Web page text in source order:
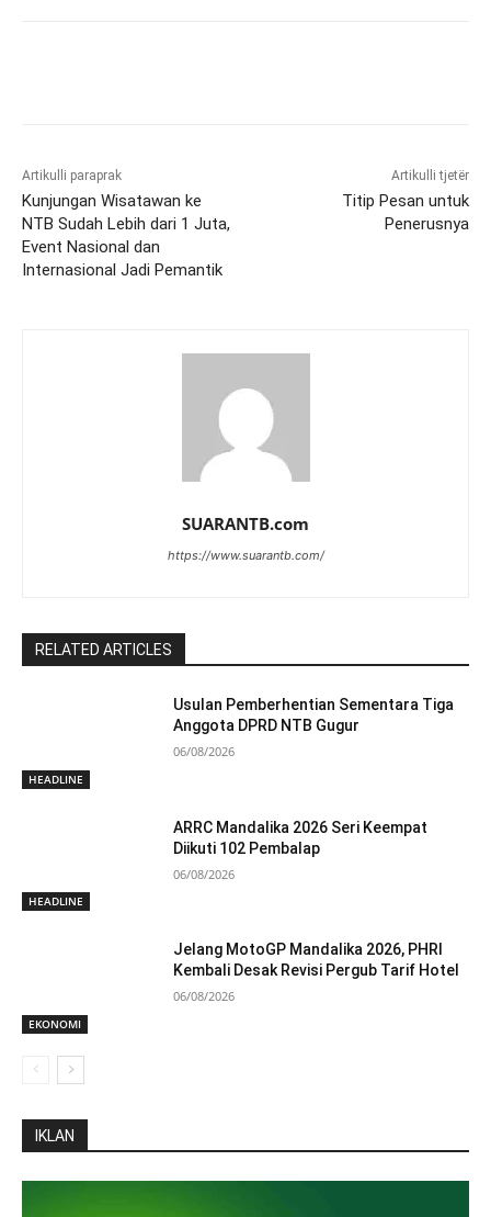
Artikulli paraprak
Kunjungan Wisatawan ke
NTB Sudah Lebih dari 1 Juta,
Event Nasional dan
Internasional Jadi Pemantik
Artikulli tjetër
Titip Pesan untuk
Penerusnya
SUARANTB.com
https://www.suarantb.com/
RELATED ARTICLES
HEADLINE
Usulan Pemberhentian Sementara Tiga
Anggota DPRD NTB Gugur
06/08/2026
HEADLINE
ARRC Mandalika 2026 Seri Keempat
Diikuti 102 Pembalap
06/08/2026
EKONOMI
Jelang MotoGP Mandalika 2026, PHRI
Kembali Desak Revisi Pergub Tarif Hotel
06/08/2026
IKLAN